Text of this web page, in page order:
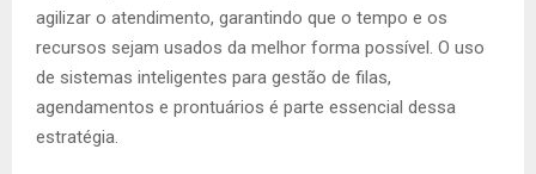
agilizar o atendimento, garantindo que o tempo e os
recursos sejam usados da melhor forma possível. O uso
de sistemas inteligentes para gestão de filas,
agendamentos e prontuários é parte essencial dessa
estratégia.